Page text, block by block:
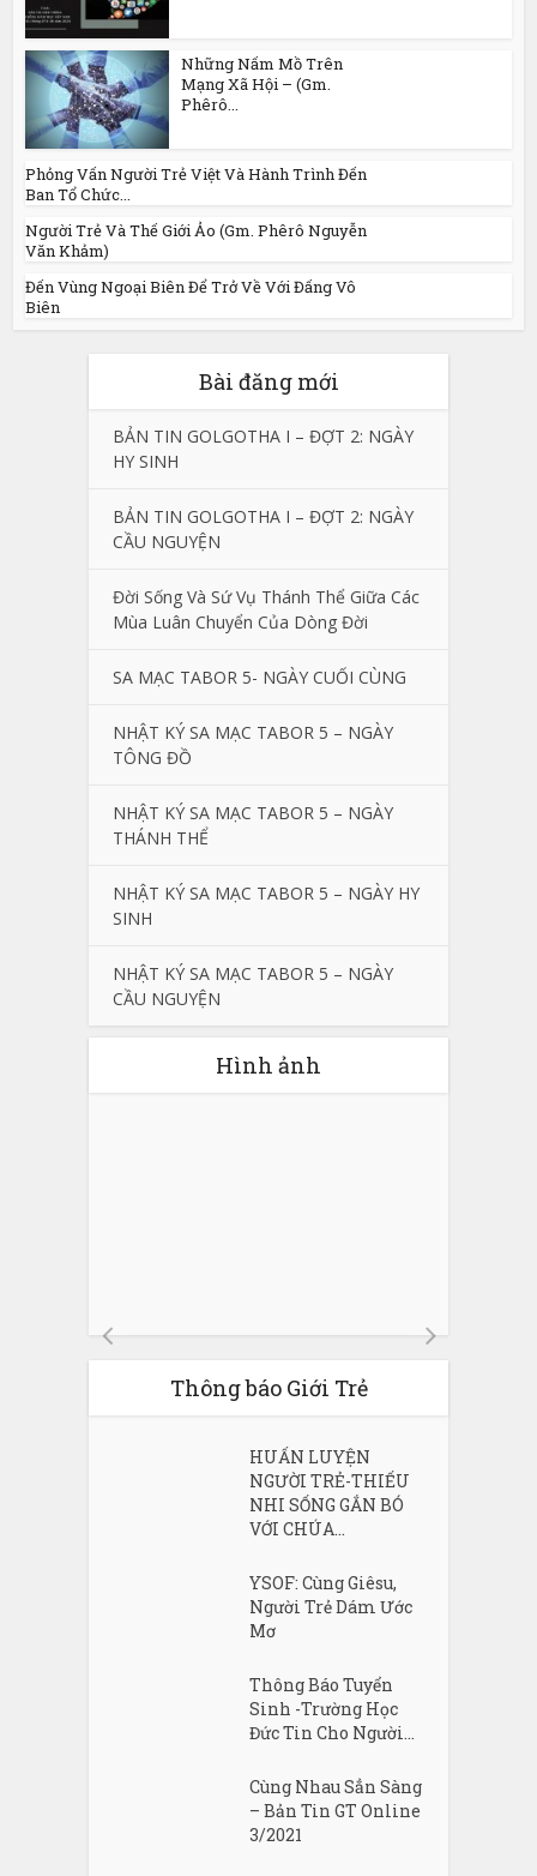
Những Nấm Mồ Trên
Mạng Xã Hội – (Gm.
Phêrô...
Phỏng Vấn Người Trẻ Việt Và Hành Trình Đến
Ban Tổ Chức...
Người Trẻ Và Thế Giới Ảo (Gm. Phêrô Nguyễn
Văn Khảm)
Đến Vùng Ngoại Biên Để Trở Về Với Đấng Vô
Biên
Bài đăng mới
BẢN TIN GOLGOTHA I – ĐỢT 2: NGÀY
HY SINH
BẢN TIN GOLGOTHA I – ĐỢT 2: NGÀY
CẦU NGUYỆN
Đời Sống Và Sứ Vụ Thánh Thể Giữa Các
Mùa Luân Chuyển Của Dòng Đời
SA MẠC TABOR 5- NGÀY CUỐI CÙNG
NHẬT KÝ SA MẠC TABOR 5 – NGÀY
TÔNG ĐỒ
NHẬT KÝ SA MẠC TABOR 5 – NGÀY
THÁNH THỂ
NHẬT KÝ SA MẠC TABOR 5 – NGÀY HY
SINH
NHẬT KÝ SA MẠC TABOR 5 – NGÀY
CẦU NGUYỆN
Hình ảnh
Thông báo Giới Trẻ
HUẤN LUYỆN
NGƯỜI TRẺ-THIẾU
NHI SỐNG GẮN BÓ
VỚI CHÚA...
YSOF: Cùng Giêsu,
Người Trẻ Dám Ước
Mơ
Thông Báo Tuyển
Sinh -Trường Học
Đức Tin Cho Người...
Cùng Nhau Sẳn Sàng
– Bản Tin GT Online
3/2021